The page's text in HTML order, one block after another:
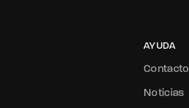
AYUDA
Contacto
Noticias